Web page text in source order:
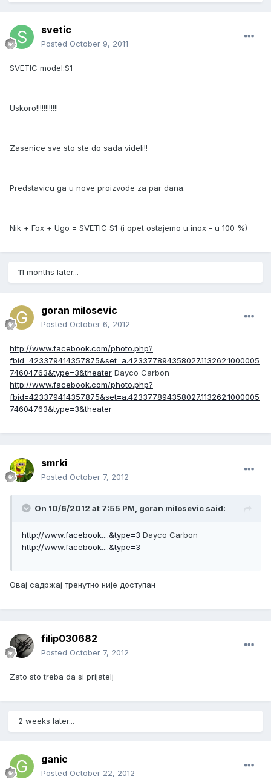
svetic
Posted October 9, 2011
SVETIC model:S1
Uskoro!!!!!!!!!!!!
Zasenice sve sto ste do sada videli!!
Predstavicu ga u nove proizvode za par dana.
Nik + Fox + Ugo = SVETIC S1 (i opet ostajemo u inox - u 100 %)
11 months later...
goran milosevic
Posted October 6, 2012
http://www.facebook.com/photo.php?
fbid=423379414357875&set=a.423377894358027.113262.1000005
74604763&type=3&theater Dayco Carbon
http://www.facebook.com/photo.php?
fbid=423379414357875&set=a.423377894358027.113262.1000005
74604763&type=3&theater
smrki
Posted October 7, 2012
On 10/6/2012 at 7:55 PM, goran milosevic said:
http://www.facebook....&type=3 Dayco Carbon
http://www.facebook....&type=3
Овај садржај тренутно није доступан
filip030682
Posted October 7, 2012
Zato sto treba da si prijatelj
2 weeks later...
ganic
Posted October 22, 2012